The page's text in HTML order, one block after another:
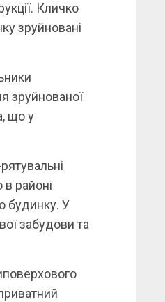
Кличко
зруйновані
зруйнованої
що у
районі
будинку. У
забудови та